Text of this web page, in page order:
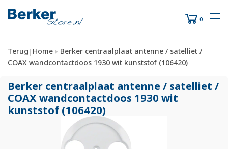
0
Terug | Home
Berker centraalplaat antenne / satelliet /
COAX wandcontactdoos 1930 wit kunststof (106420)
Berker centraalplaat antenne / satelliet /
COAX wandcontactdoos 1930 wit
kunststof (106420)